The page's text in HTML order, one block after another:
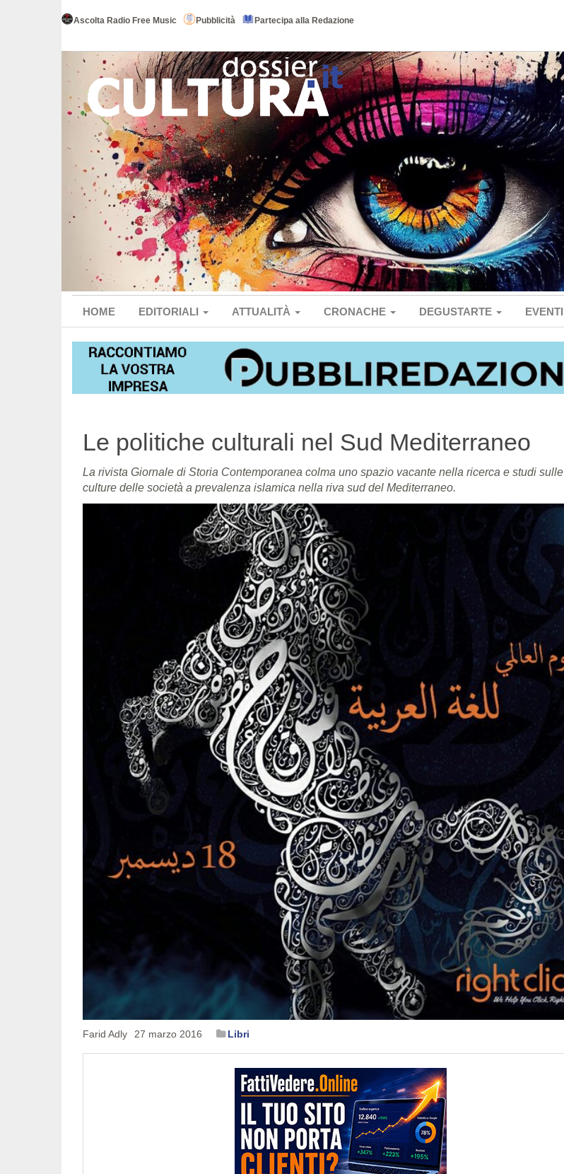
Ascolta Radio Free Music Pubblicità Partecipa alla Redazione
HOME EDITORIALI ATTUALITÀ CRONACHE DEGUSTARTE EVENTI
Le politiche culturali nel Sud Mediterraneo
La rivista Giornale di Storia Contemporanea colma uno spazio vacante nella ricerca e studi sulle
culture delle società a prevalenza islamica nella riva sud del Mediterraneo.
Farid Adly 27 marzo 2016 Libri